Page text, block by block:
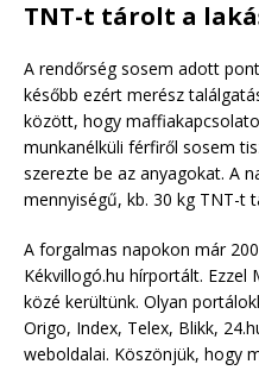
TNT-t tárolt a
A rendőrség sosem adott
később ezért merész
között, hogy
munkanélküli férfiről sosem
szerezte be az anyagokat. A
mennyiségű, kb. 30 kg TNT-t
A forgalmas napokon már
Kékvillogó.hu hírportált.
közé kerültünk. Olyan
Origo, Index, Telex, Blikk,
weboldalai. Köszönjük, hogy